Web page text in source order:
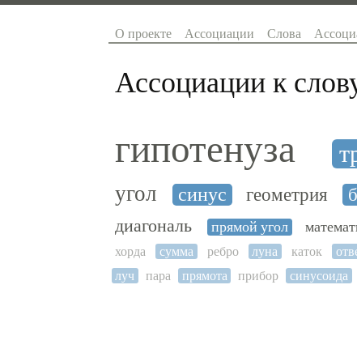
О проекте Ассоциации Слова
Ассоциации к
гипотенуза
угол
синус геометрия
диагональ
прямой угол
хорда
сумма ребро луна каток
луч
пара прямота прибор синусоида